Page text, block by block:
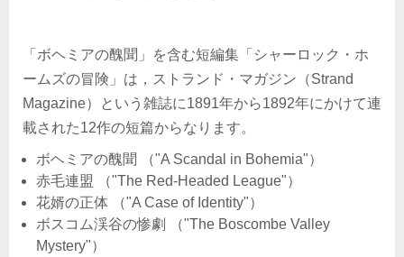
「ボヘミアの醜聞」を含む短編集「シャーロック・ホ
ームズの冒険」は，ストランド・マガジン（Strand
Magazine）という雑誌に1891年から1892年にかけて連
載された12作の短篇からなります。
ボヘミアの醜聞 （"A Scandal in Bohemia"）
赤毛連盟 （"The Red-Headed League"）
花婿の正体 （"A Case of Identity"）
ボスコム渓谷の惨劇 （"The Boscombe Valley
Mystery"）